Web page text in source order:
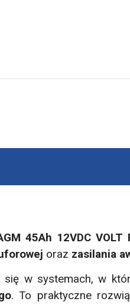
45Ah 12VDC VOLT
oraz zasilania
się w systemach, w
. To praktyczne